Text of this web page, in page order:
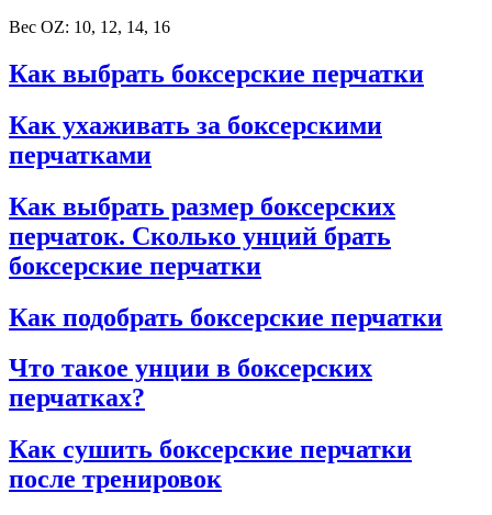
Вес OZ: 10, 12, 14, 16
Как выбрать боксерские перчатки
Как ухаживать за боксерскими
перчатками
Как выбрать размер боксерских
перчаток. Сколько унций брать
боксерские перчатки
Как подобрать боксерские перчатки
Что такое унции в боксерских
перчатках?
Как сушить боксерские перчатки
после тренировок